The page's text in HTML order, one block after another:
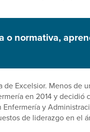
o normativa,
Excelsior. Menos de
en 2014 y decidió
Enfermería y
de liderazgo en el